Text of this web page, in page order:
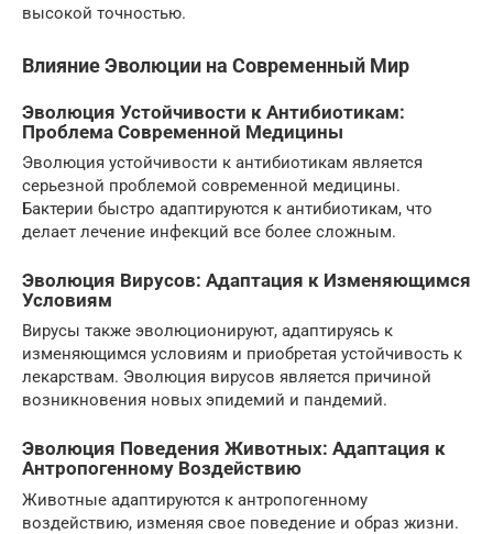
высокой точностью.
Влияние Эволюции на Современный Мир
Эволюция Устойчивости к Антибиотикам:
Проблема Современной Медицины
Эволюция устойчивости к антибиотикам является
серьезной проблемой современной медицины.
Бактерии быстро адаптируются к антибиотикам, что
делает лечение инфекций все более сложным.
Эволюция Вирусов: Адаптация к Изменяющимся
Условиям
Вирусы также эволюционируют, адаптируясь к
изменяющимся условиям и приобретая устойчивость к
лекарствам. Эволюция вирусов является причиной
возникновения новых эпидемий и пандемий.
Эволюция Поведения Животных: Адаптация к
Антропогенному Воздействию
Животные адаптируются к антропогенному
воздействию, изменяя свое поведение и образ жизни.